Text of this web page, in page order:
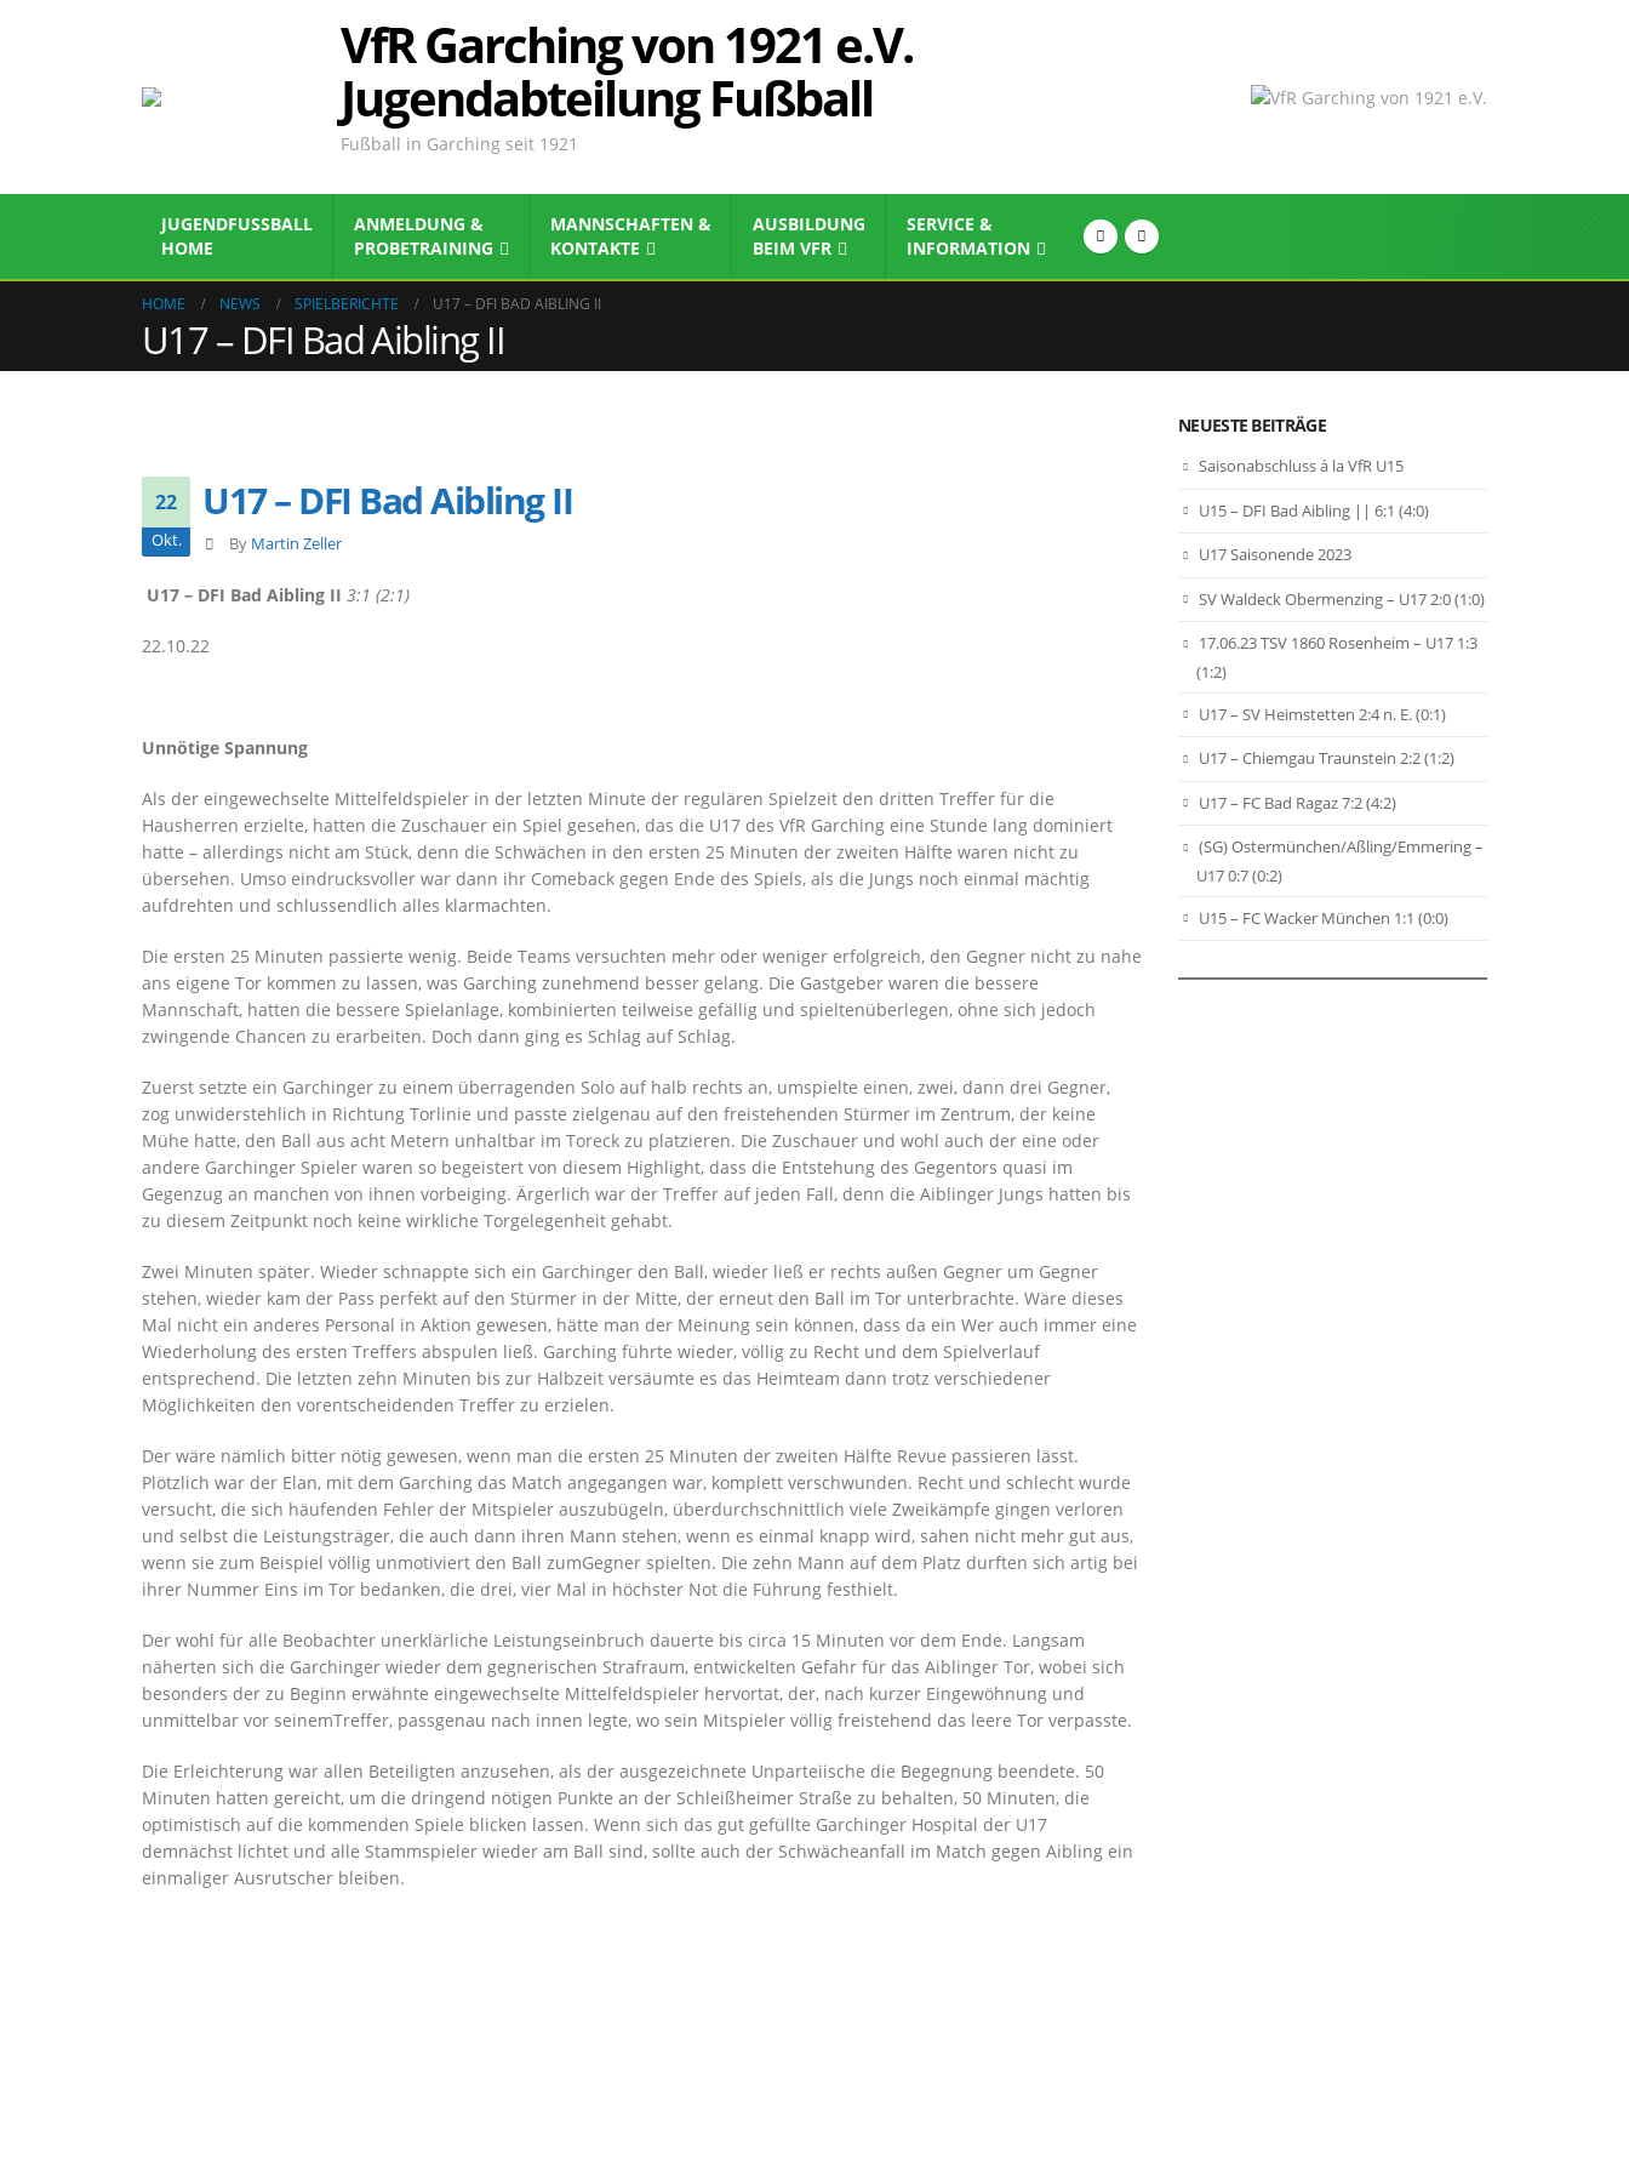
VfR Garching von 1921 e.V.
Jugendabteilung Fußball
Fußball in Garching seit 1921
JUGENDFUSSBALL
HOME
ANMELDUNG &
PROBETRAINING
MANNSCHAFTEN &
KONTAKTE
AUSBILDUNG
BEIM VFR
SERVICE &
INFORMATION
HOME NEWS SPIELBERICHTE U17 – DFI BAD AIBLING II
U17 – DFI Bad Aibling II
22
Okt.
U17 – DFI Bad Aibling II
By Martin Zeller
U17 – DFI Bad Aibling II 3:1 (2:1)
22.10.22
Unnötige Spannung
Als der eingewechselte Mittelfeldspieler in der letzten Minute der regulären Spielzeit den dritten Treffer für die
Hausherren erzielte, hatten die Zuschauer ein Spiel gesehen, das die U17 des VfR Garching eine Stunde lang dominiert
hatte – allerdings nicht am Stück, denn die Schwächen in den ersten 25 Minuten der zweiten Hälfte waren nicht zu
übersehen. Umso eindrucksvoller war dann ihr Comeback gegen Ende des Spiels, als die Jungs noch einmal mächtig
aufdrehten und schlussendlich alles klarmachten.
Die ersten 25 Minuten passierte wenig. Beide Teams versuchten mehr oder weniger erfolgreich, den Gegner nicht zu nahe
ans eigene Tor kommen zu lassen, was Garching zunehmend besser gelang. Die Gastgeber waren die bessere
Mannschaft, hatten die bessere Spielanlage, kombinierten teilweise gefällig und spieltenüberlegen, ohne sich jedoch
zwingende Chancen zu erarbeiten. Doch dann ging es Schlag auf Schlag.
Zuerst setzte ein Garchinger zu einem überragenden Solo auf halb rechts an, umspielte einen, zwei, dann drei Gegner,
zog unwiderstehlich in Richtung Torlinie und passte zielgenau auf den freistehenden Stürmer im Zentrum, der keine
Mühe hatte, den Ball aus acht Metern unhaltbar im Toreck zu platzieren. Die Zuschauer und wohl auch der eine oder
andere Garchinger Spieler waren so begeistert von diesem Highlight, dass die Entstehung des Gegentors quasi im
Gegenzug an manchen von ihnen vorbeiging. Ärgerlich war der Treffer auf jeden Fall, denn die Aiblinger Jungs hatten bis
zu diesem Zeitpunkt noch keine wirkliche Torgelegenheit gehabt.
Zwei Minuten später. Wieder schnappte sich ein Garchinger den Ball, wieder ließ er rechts außen Gegner um Gegner
stehen, wieder kam der Pass perfekt auf den Stürmer in der Mitte, der erneut den Ball im Tor unterbrachte. Wäre dieses
Mal nicht ein anderes Personal in Aktion gewesen, hätte man der Meinung sein können, dass da ein Wer auch immer eine
Wiederholung des ersten Treffers abspulen ließ. Garching führte wieder, völlig zu Recht und dem Spielverlauf
entsprechend. Die letzten zehn Minuten bis zur Halbzeit versäumte es das Heimteam dann trotz verschiedener
Möglichkeiten den vorentscheidenden Treffer zu erzielen.
Der wäre nämlich bitter nötig gewesen, wenn man die ersten 25 Minuten der zweiten Hälfte Revue passieren lässt.
Plötzlich war der Elan, mit dem Garching das Match angegangen war, komplett verschwunden. Recht und schlecht wurde
versucht, die sich häufenden Fehler der Mitspieler auszubügeln, überdurchschnittlich viele Zweikämpfe gingen verloren
und selbst die Leistungsträger, die auch dann ihren Mann stehen, wenn es einmal knapp wird, sahen nicht mehr gut aus,
wenn sie zum Beispiel völlig unmotiviert den Ball zumGegner spielten. Die zehn Mann auf dem Platz durften sich artig bei
ihrer Nummer Eins im Tor bedanken, die drei, vier Mal in höchster Not die Führung festhielt.
Der wohl für alle Beobachter unerklärliche Leistungseinbruch dauerte bis circa 15 Minuten vor dem Ende. Langsam
näherten sich die Garchinger wieder dem gegnerischen Strafraum, entwickelten Gefahr für das Aiblinger Tor, wobei sich
besonders der zu Beginn erwähnte eingewechselte Mittelfeldspieler hervortat, der, nach kurzer Eingewöhnung und
unmittelbar vor seinemTreffer, passgenau nach innen legte, wo sein Mitspieler völlig freistehend das leere Tor verpasste.
Die Erleichterung war allen Beteiligten anzusehen, als der ausgezeichnete Unparteiische die Begegnung beendete. 50
Minuten hatten gereicht, um die dringend nötigen Punkte an der Schleißheimer Straße zu behalten, 50 Minuten, die
optimistisch auf die kommenden Spiele blicken lassen. Wenn sich das gut gefüllte Garchinger Hospital der U17
demnächst lichtet und alle Stammspieler wieder am Ball sind, sollte auch der Schwächeanfall im Match gegen Aibling ein
einmaliger Ausrutscher bleiben.
NEUESTE BEITRÄGE
Saisonabschluss á la VfR U15
U15 – DFI Bad Aibling || 6:1 (4:0)
U17 Saisonende 2023
SV Waldeck Obermenzing – U17 2:0 (1:0)
17.06.23 TSV 1860 Rosenheim – U17 1:3
(1:2)
U17 – SV Heimstetten 2:4 n. E. (0:1)
U17 – Chiemgau Traunstein 2:2 (1:2)
U17 – FC Bad Ragaz 7:2 (4:2)
(SG) Ostermünchen/Aßling/Emmering –
U17 0:7 (0:2)
U15 – FC Wacker München 1:1 (0:0)